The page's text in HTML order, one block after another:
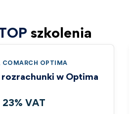
szkolenia
COMARCH OPTIMA
w Optima
VAT